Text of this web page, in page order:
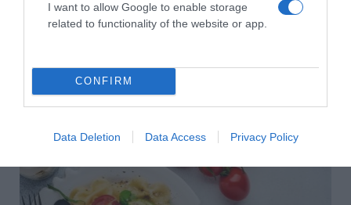
I want to allow Google to enable storage
related to functionality of the website or app.
CONFIRM
Data Deletion Data Access Privacy Policy
Túlzott félelem a közös jövőtől – hogyan kerüld el egy új
párkapcsolatban?